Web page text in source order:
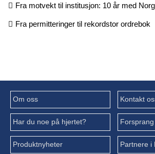
Fra motvekt til institusjon: 10 år med
Fra permitteringer til rekordstor ordrebok
Om oss Kontakt
Har du noe på hjertet? Forsprang
Produktnyheter Partnere i